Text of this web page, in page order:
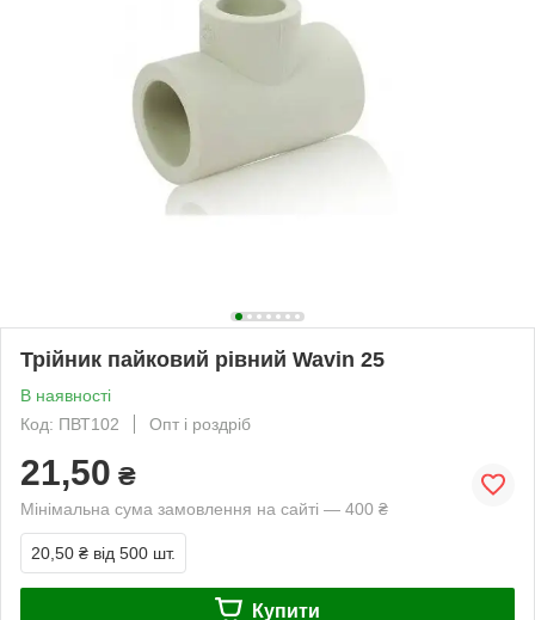
Трійник пайковий рівний Wavin 25
В наявності
Код: ПВТ102
Опт і роздріб
21,50 ₴
Мінімальна сума замовлення на сайті — 400 ₴
20,50 ₴ від 500 шт.
Купити